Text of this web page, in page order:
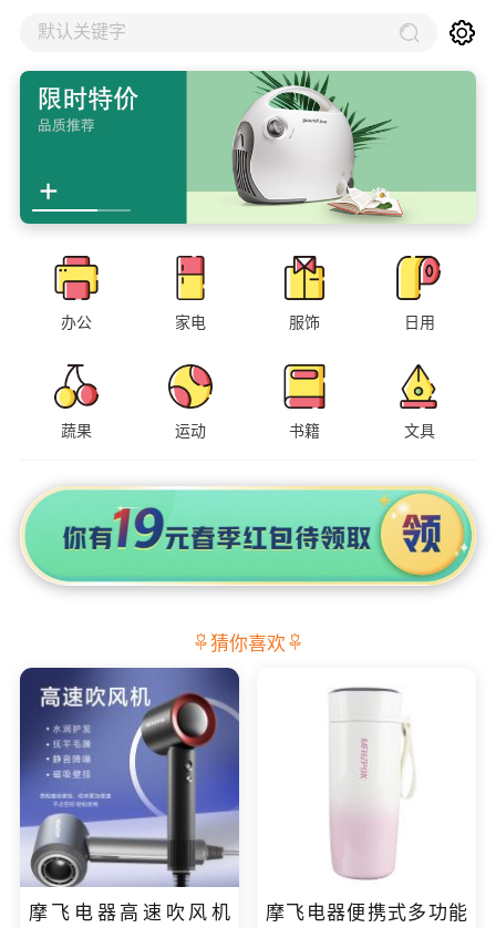
默认关键字
办公 家电 服饰 日用
蔬果 运动 书籍 文具
猜你喜欢
摩飞电器高速吹风机
摩飞电器便携式多功能